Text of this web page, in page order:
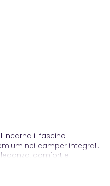
incarna il fascino
nei camper integrali.
comfort e
sono veri e propri gioielli